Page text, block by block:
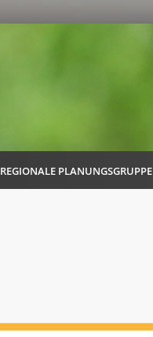
REGIONALE PLANUNGSGRUPPE
AK Kultur